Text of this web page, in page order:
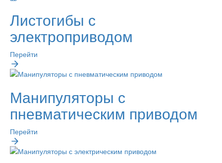
Листогибы с
электроприводом
Перейти
Манипуляторы с
пневматическим приводом
Перейти